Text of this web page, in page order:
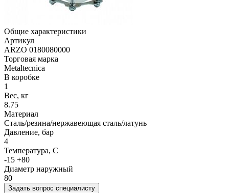
Общие характеристики
Артикул
ARZO 0180080000
Торговая марка
Metaltecnica
В коробке
1
Вес, кг
8.75
Материал
Cталь/резина/нержавеющая сталь/латунь
Давление, бар
4
Температура, C
-15 +80
Диаметр наружный
80
Задать вопрос специалисту